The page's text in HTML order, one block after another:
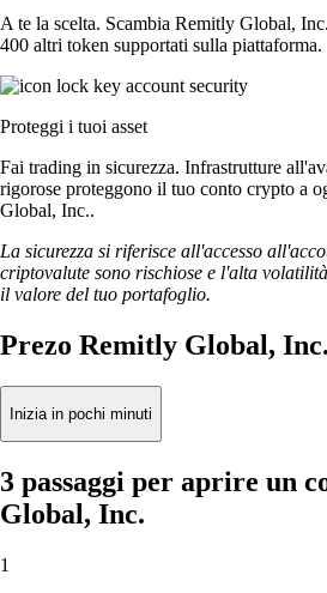
A te la scelta. Scambia Remitly Global,
400 altri token supportati sulla piattaforma.
Proteggi i tuoi asset
Fai trading in sicurezza. Infrastrutture
rigorose proteggono il tuo conto crypto a
Global, Inc..
La sicurezza si riferisce all'accesso
criptovalute sono rischiose e l'alta
il valore del tuo portafoglio.
Prezo Remitly Global,
Inizia in pochi minuti
3 passaggi per aprire un
Global, Inc.
1